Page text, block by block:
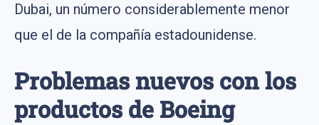
Dubai, un número considerablemente menor
que el de la compañía estadounidense.
Problemas nuevos con los
productos de Boeing